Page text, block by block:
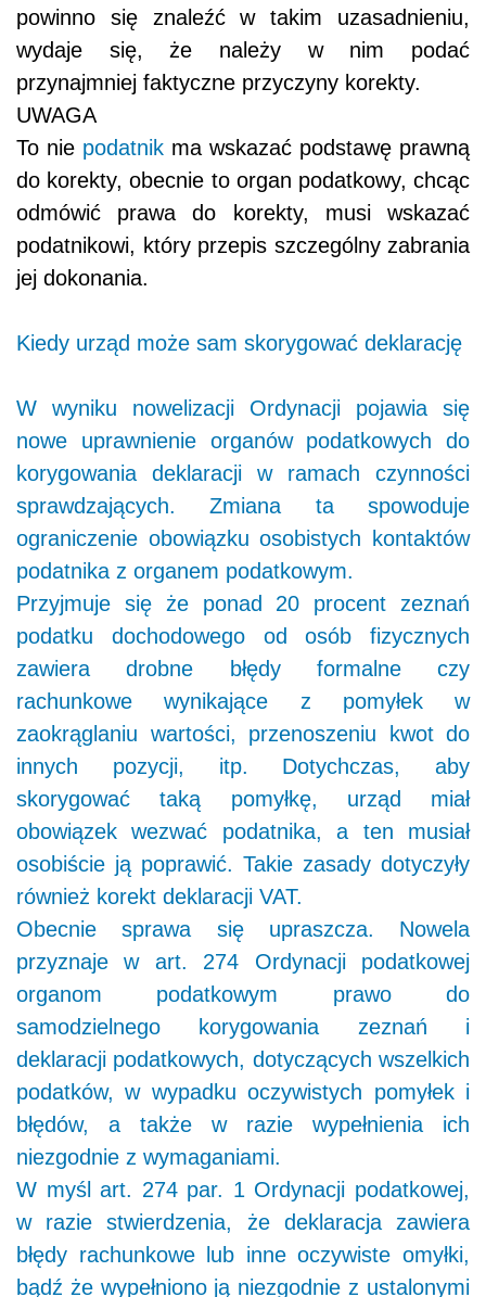
powinno się znaleźć w takim uzasadnieniu,
wydaje się, że należy w nim podać
przynajmniej faktyczne przyczyny korekty.
UWAGA
To nie podatnik ma wskazać podstawę prawną
do korekty, obecnie to organ podatkowy, chcąc
odmówić prawa do korekty, musi wskazać
podatnikowi, który przepis szczególny zabrania
jej dokonania.
Kiedy urząd może sam skorygować deklarację
W wyniku nowelizacji Ordynacji pojawia się
nowe uprawnienie organów podatkowych do
korygowania deklaracji w ramach czynności
sprawdzających. Zmiana ta spowoduje
ograniczenie obowiązku osobistych kontaktów
podatnika z organem podatkowym.
Przyjmuje się że ponad 20 procent zeznań
podatku dochodowego od osób fizycznych
zawiera drobne błędy formalne czy
rachunkowe wynikające z pomyłek w
zaokrąglaniu wartości, przenoszeniu kwot do
innych pozycji, itp. Dotychczas, aby
skorygować taką pomyłkę, urząd miał
obowiązek wezwać podatnika, a ten musiał
osobiście ją poprawić. Takie zasady dotyczyły
również korekt deklaracji VAT.
Obecnie sprawa się upraszcza. Nowela
przyznaje w art. 274 Ordynacji podatkowej
organom podatkowym prawo do
samodzielnego korygowania zeznań i
deklaracji podatkowych, dotyczących wszelkich
podatków, w wypadku oczywistych pomyłek i
błędów, a także w razie wypełnienia ich
niezgodnie z wymaganiami.
W myśl art. 274 par. 1 Ordynacji podatkowej,
w razie stwierdzenia, że deklaracja zawiera
błędy rachunkowe lub inne oczywiste omyłki,
bądź że wypełniono ją niezgodnie z ustalonymi